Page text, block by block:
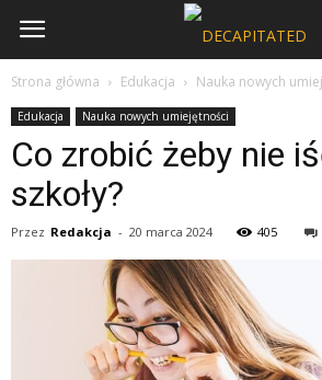
Strona główna Edukacja Nauka nowych
Edukacja Nauka nowych umiejętności
Co zrobić żeby nie
szkoły?
Przez Redakcja - 20 marca 2024 405